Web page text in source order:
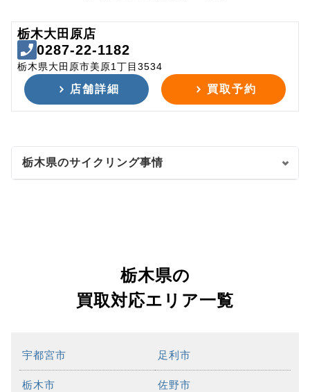
栃木大田原店
0287-22-1182
栃木県大田原市美原1丁目3534
店舗詳細 買取予約
栃木県のサイクリング事情
栃木県の
買取対応エリア一覧
宇都宮市 足利市
栃木市 佐野市